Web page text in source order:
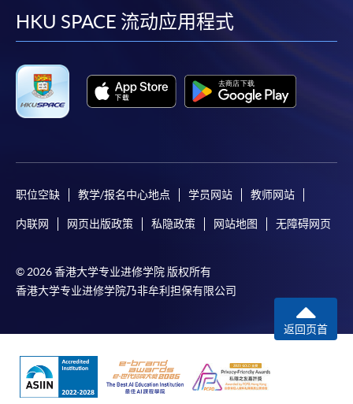
别学历颁授课程提供网上报名/注册服务，申请人可在
网上使用「缴费灵」（不适用於手机）、VISA或
Mastercard缴付有关课程的报名费或学费。除上述支
付方式之外，如就读学历颁授课程设有网上服务，学
员亦可以微信支付（Online WeChat Pay）、支付宝
（Online Alipay）或转数快（FPS）缴付学费，详情请
免使用支票付款。
除由学院裁定的特殊情况（例如课程因报名人数不足
而取消）之外，一切已缴费用概不退还。如获学院批
准退还款项，以现金、易办事、微信支付、支付宝、
支票或缴费灵（只限网上付款）方式缴交之款项，将
以支票退款；以信用卡缴交之款项，退款将直接退还
facebook
youtube
linkedin
HKU SPACE 流动应用程式
职位空缺 教学/报名中心地点 学员网站 教师网站
内联网 网页出版政策 私隐政策 网站地图 无障碍网页
© 2026 香港大学专业进修学院 版权所有
香港大学专业进修学院乃非牟利担保有限公司
返回页首